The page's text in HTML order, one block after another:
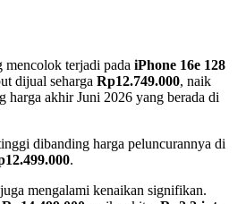
mencolok terjadi pada iPhone 16e 128
dijual seharga Rp12.749.000, naik
harga akhir Juni 2026 yang berada di
dibanding harga peluncurannya di
.
juga mengalami kenaikan signifikan.